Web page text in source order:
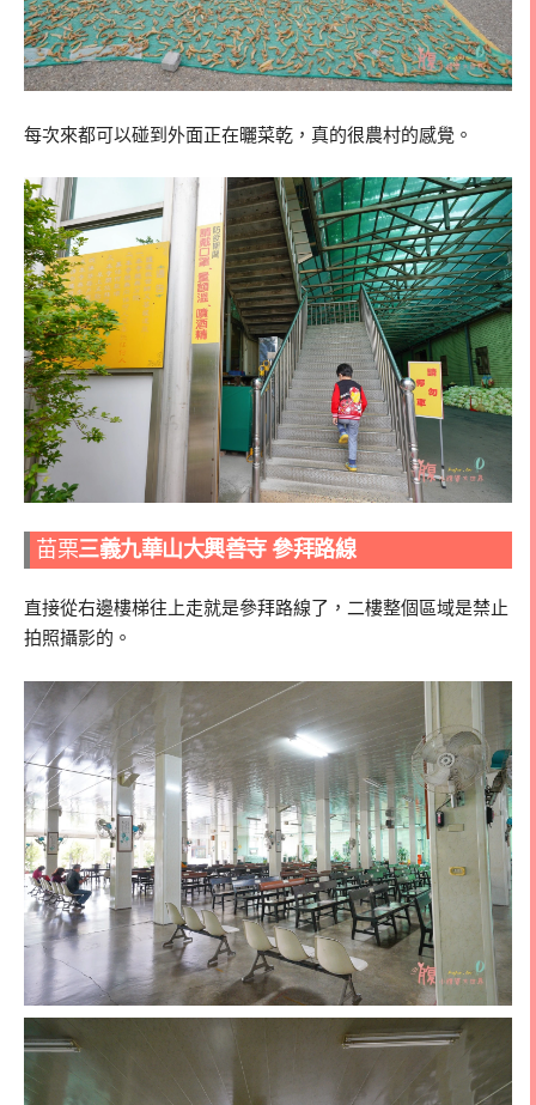
每次來都可以碰到外面正在曬菜乾，真的很農村的感覺。
苗栗三義九華山大興善寺 參拜路線
直接從右邊樓梯往上走就是參拜路線了，二樓整個區域是禁止
拍照攝影的。